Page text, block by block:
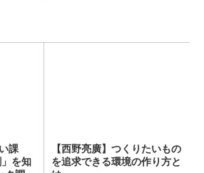
課
を知
【西野亮廣】つくりたいもの
を追求できる環境の作り方と